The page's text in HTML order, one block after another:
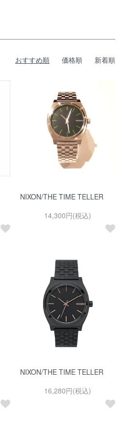
おすすめ順 価格順 新着順
NIXON/THE TIME TELLER
14,300円(税込)
NIXON/THE TIME TELLER
16,280円(税込)